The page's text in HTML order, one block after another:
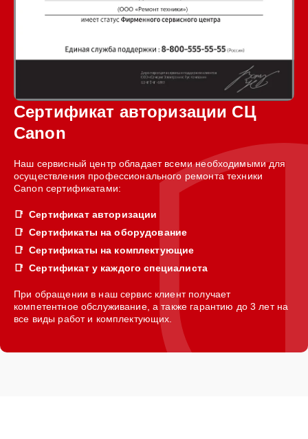
Сертификат авторизации СЦ
Canon
Наш сервисный центр обладает всеми необходимыми для
осуществления профессионального ремонта техники
Canon сертификатами:
Сертификат авторизации
Сертификаты на оборудование
Сертификаты на комплектующие
Сертификат у каждого специалиста
При обращении в наш сервис клиент получает
компетентное обслуживание, а также гарантию до 3 лет на
все виды работ и комплектующих.